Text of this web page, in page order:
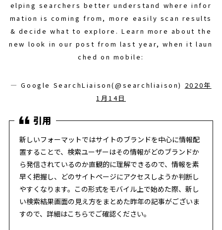
elping searchers better understand where infor
mation is coming from, more easily scan results
& decide what to explore. Learn more about the
new look in our post from last year, when it laun
ched on mobile:
— Google SearchLiaison(@searchliaison) 2020年
1月14日
新しいフォーマットではサイトのブランドを中心に情報配
置することで、検索ユーザーはその情報がどのブランドか
ら発信されているのか直観的に理解できるので、情報を素
早く把握し、どのサイトページにアクセスしようか判断し
やすくなります。この形式をモバイル上で始めた際、新し
い検索結果画面の見え方をまとめた昨年の記事がございま
すので、詳細はこちらでご確認ください。